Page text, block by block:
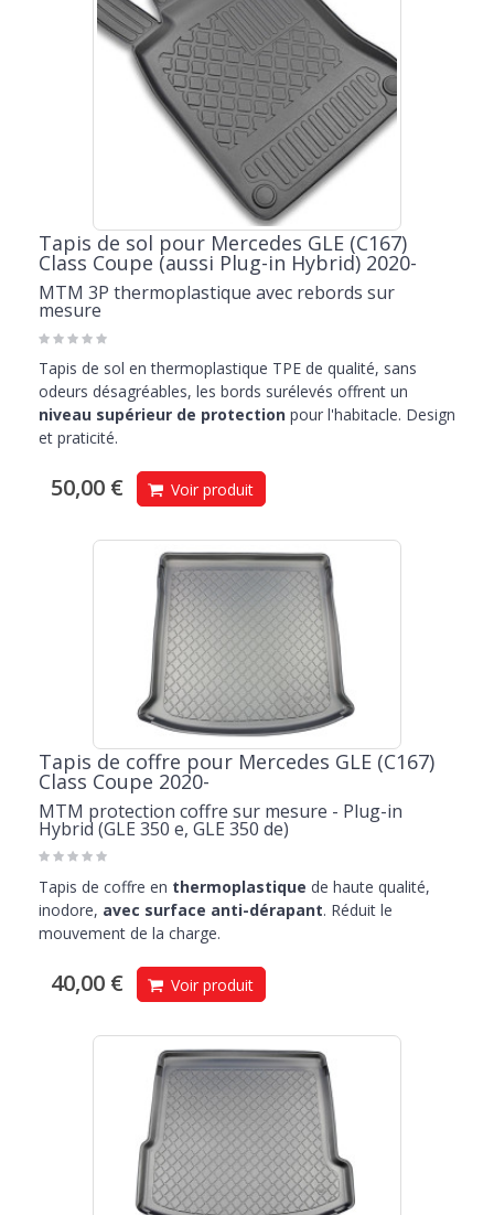
Tapis de sol pour Mercedes GLE (C167)
Class Coupe (aussi Plug-in Hybrid) 2020-
MTM 3P thermoplastique avec rebords sur
mesure
Tapis de sol en thermoplastique TPE de qualité, sans
odeurs désagréables, les bords surélevés offrent un
niveau supérieur de protection pour l'habitacle. Design
et praticité.
50,00 € Voir produit
Tapis de coffre pour Mercedes GLE (C167)
Class Coupe 2020-
MTM protection coffre sur mesure - Plug-in
Hybrid (GLE 350 e, GLE 350 de)
Tapis de coffre en thermoplastique de haute qualité,
inodore, avec surface anti-dérapant. Réduit le
mouvement de la charge.
40,00 € Voir produit